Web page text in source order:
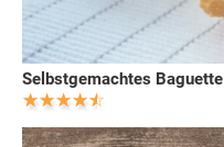
Selbstgemachtes Baguette